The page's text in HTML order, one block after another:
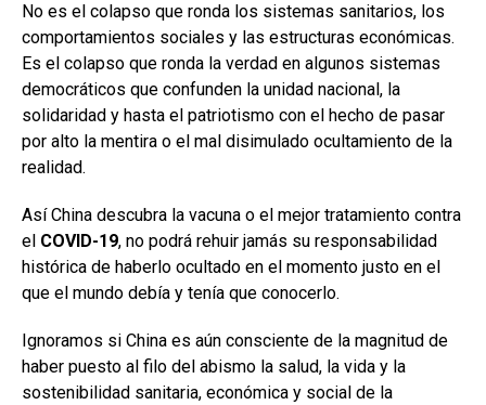
No es el colapso que ronda los sistemas sanitarios, los
comportamientos sociales y las estructuras económicas.
Es el colapso que ronda la verdad en algunos sistemas
democráticos que confunden la unidad nacional, la
solidaridad y hasta el patriotismo con el hecho de pasar
por alto la mentira o el mal disimulado ocultamiento de la
realidad.
Así China descubra la vacuna o el mejor tratamiento contra
el COVID-19, no podrá rehuir jamás su responsabilidad
histórica de haberlo ocultado en el momento justo en el
que el mundo debía y tenía que conocerlo.
Ignoramos si China es aún consciente de la magnitud de
haber puesto al filo del abismo la salud, la vida y la
sostenibilidad sanitaria, económica y social de la